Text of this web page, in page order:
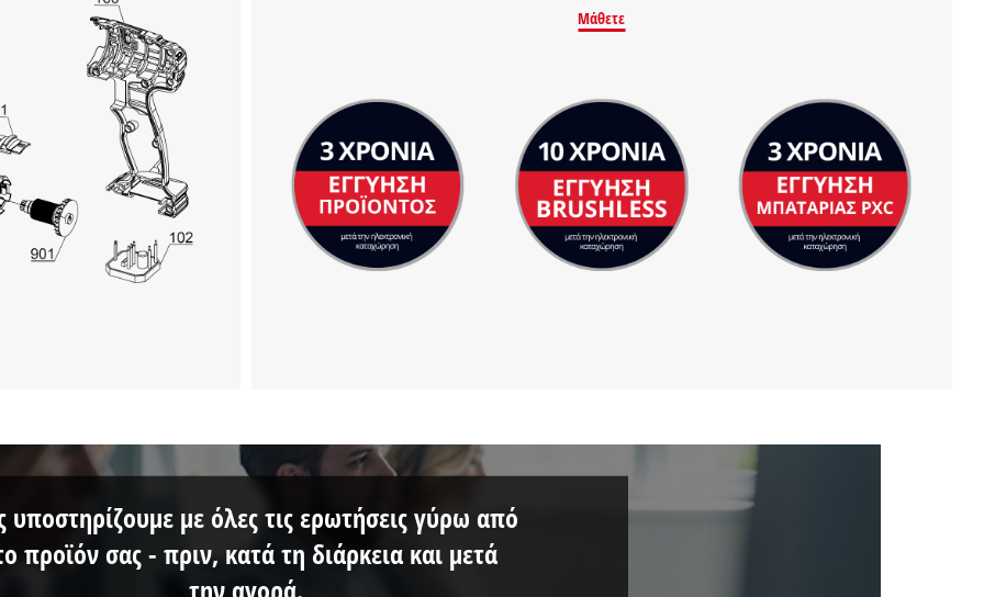
This content is not permitted to load due
to trackers that are not disclosed to the
visitor. The website owner needs to setup
the site with their CMP to add this content
to the list of technologies used.
Powered by
Usercentrics Consent
Management Platform
Μάθετε
υποστηρίζουμε με όλες τις ερωτήσεις γύρω από
προϊόν σας - πριν, κατά τη διάρκεια και μετά